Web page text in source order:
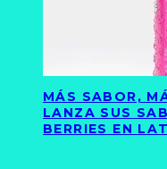
MÁS SABOR,
LANZA SUS
BERRIES EN